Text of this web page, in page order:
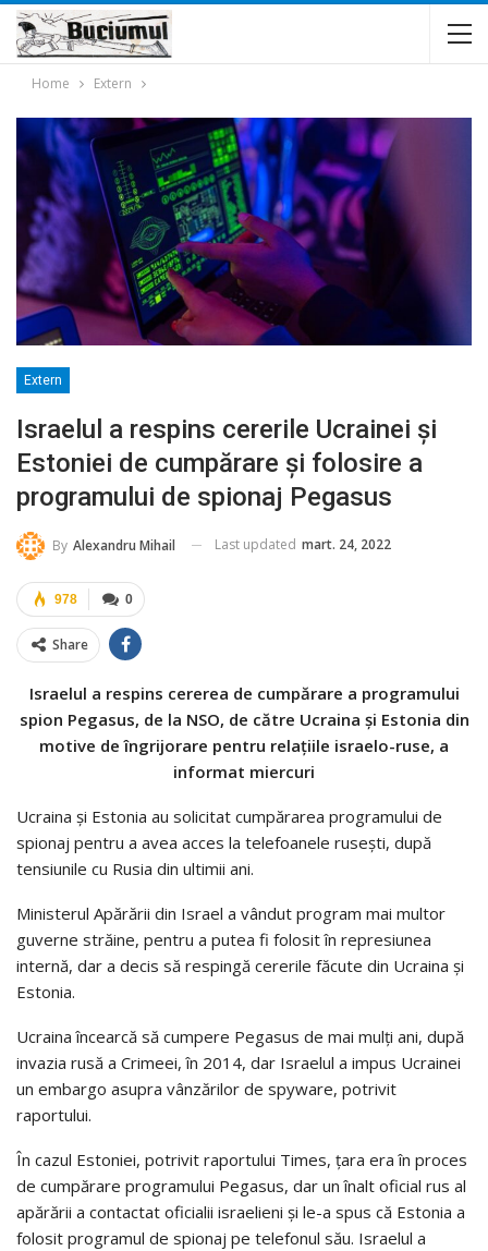
Home Extern
Extern
Israelul a respins cererile Ucrainei și
Estoniei de cumpărare și folosire a
programului de spionaj Pegasus
By Alexandru Mihail Last updated mart. 24, 2022
0
978
Share
Israelul a respins cererea de cumpărare a programului
spion Pegasus, de la NSO, de către Ucraina și Estonia din
motive de îngrijorare pentru relațiile israelo-ruse, a
informat miercuri
Ucraina și Estonia au solicitat cumpărarea programului de
spionaj pentru a avea acces la telefoanele rusești, după
tensiunile cu Rusia din ultimii ani.
Ministerul Apărării din Israel a vândut program mai multor
guverne străine, pentru a putea fi folosit în represiunea
internă, dar a decis să respingă cererile făcute din Ucraina și
Estonia.
Ucraina încearcă să cumpere Pegasus de mai mulți ani, după
invazia rusă a Crimeei, în 2014, dar Israelul a impus Ucrainei
un embargo asupra vânzărilor de spyware, potrivit
raportului.
În cazul Estoniei, potrivit raportului Times, țara era în proces
de cumpărare programului Pegasus, dar un înalt oficial rus al
apărării a contactat oficialii israelieni și le-a spus că Estonia a
folosit programul de spionaj pe telefonul său. Israelul a